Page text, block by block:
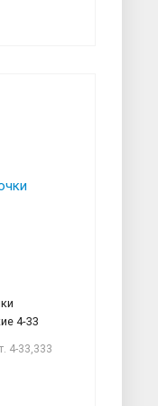
4-33
4-33,333